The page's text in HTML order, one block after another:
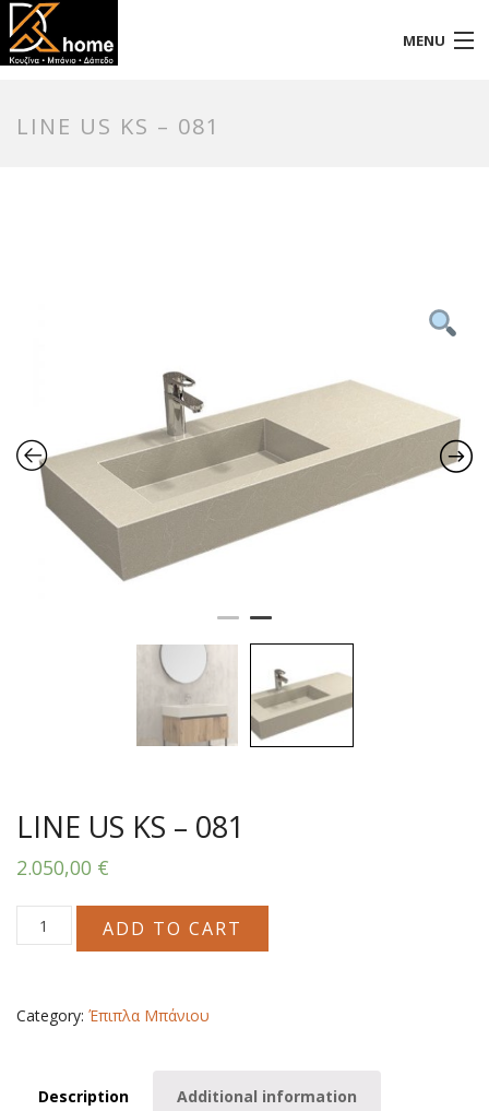
MENU
LINE US KS – 081
LINE US KS – 081
2.050,00 €
LINE
US
081
quantity
ADD TO CART
Category: Έπιπλα Μπάνιου
Description Additional information